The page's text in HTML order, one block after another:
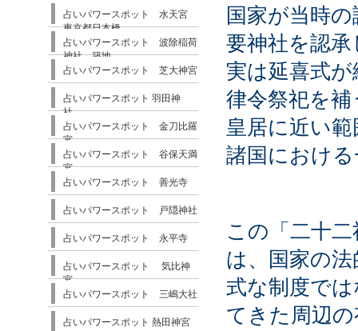
国家が当時
要神社を認
実は延喜式
律令祭祀を
皇居に近い
諸国におけ
この「二十
は、国家の
式な制度で
てきた周辺
占いパワースポット 水天宮
東京都日本橋
占いパワースポット 波除稲荷
神社 築地
占いパワースポット 芝大神宮
占いパワースポット 羽田神
社
占いパワースポット 金刀比羅
宮
占いパワースポット 谷保天満
宮
占いパワースポット 善光寺
占いパワースポット 戸隠神社
占いパワースポット 永平寺
占いパワースポット 気比神
宮
占いパワースポット 三嶋大社
占いパワースポット 熱田神宮